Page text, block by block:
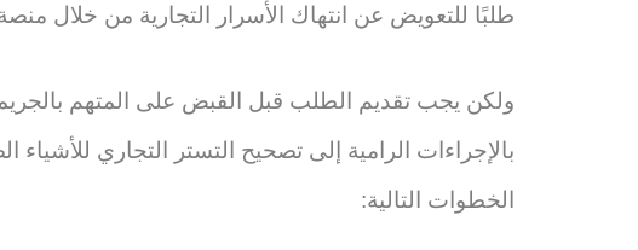
طلبًا للتعويض عن انتهاك الأسرار التجارية من خلال منصة
ولكن يجب تقديم الطلب قبل القبض على المتهم بالجريمة
بالإجراءات الرامية إلى تصحيح التستر التجاري
الخطوات التالية: